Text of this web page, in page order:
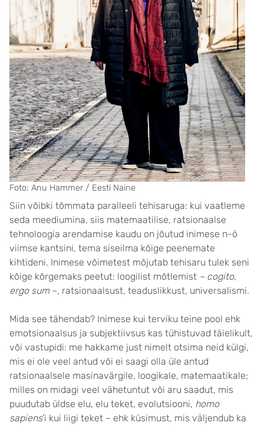
Foto: Anu Hammer / Eesti Naine
Siin võibki tõmmata paralleeli tehisaruga: kui vaatleme
seda meediumina, siis matemaatilise, ratsionaalse
tehnoloogia arendamise kaudu on jõutud inimese n-ö
viimse kantsini, tema siseilma kõige peenemate
kihtideni. Inimese võimetest mõjutab tehisaru tulek seni
kõige kõrgemaks peetut: loogilist mõtlemist – cogito,
ergo sum–, ratsionaalsust, teaduslikkust, universalismi.
Mida see tähendab? Inimese kui terviku teine pool ehk
emotsionaalsus ja subjektiivsus kas tühistuvad täielikult,
või vastupidi: me hakkame just nimelt otsima neid külgi,
mis ei ole veel antud või ei saagi olla üle antud
ratsionaalsele masinavärgile, loogikale, matemaatikale;
milles on midagi veel vähetuntut või aru saadut, mis
puudutab üldse elu, elu teket, evolutsiooni, homo
sapiens’i kui liigi teket – ehk küsimust, mis väljendub ka